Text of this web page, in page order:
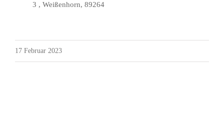
3 , Weißenhorn, 89264
17 Februar 2023